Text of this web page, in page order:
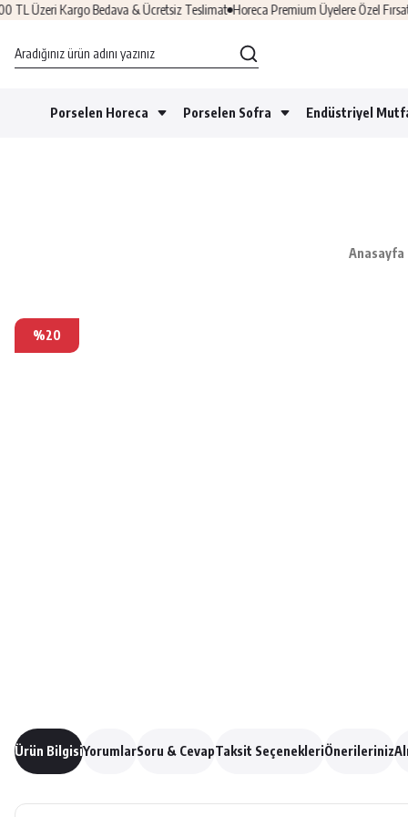
Kargo Bedava & Ücretsiz Teslimat Horeca Premium Üyelere Özel Fırsatlar Üye
Porselen Horeca Porselen Sofra Endüstriyel
Anasayfa
%20
Ürün BilgisiYorumlarSoru & CevapTaksit SeçenekleriÖnerileriniz